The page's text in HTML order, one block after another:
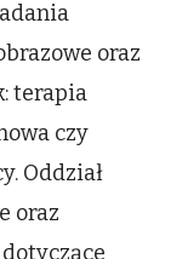
oraz
terapia
czy
Oddział
oraz